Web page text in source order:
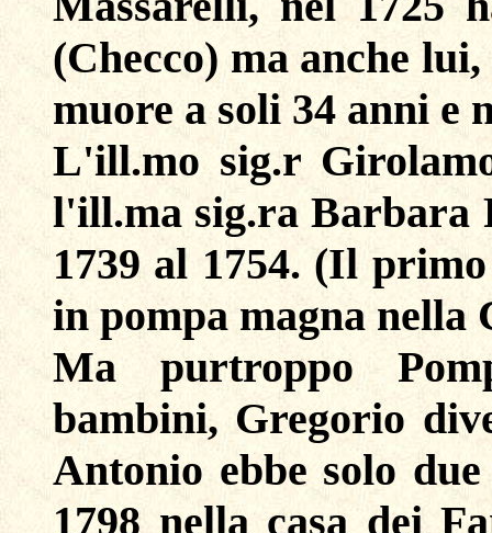
(Checco) ma anche
muore a soli 34 anni e
L'ill.mo sig.r
l'ill.ma sig.ra Barbara
1739 al 1754. (Il
in pompa magna nella
Ma purtroppo
bambini, Gregorio
Antonio ebbe solo
1798 nella casa dei